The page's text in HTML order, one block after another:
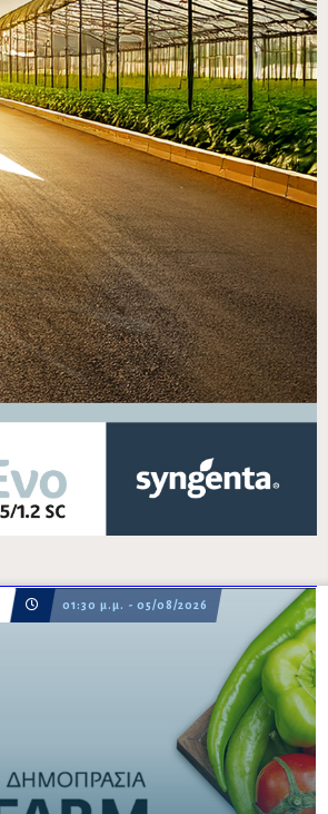
01:30 μ.μ. - 05/08/2026